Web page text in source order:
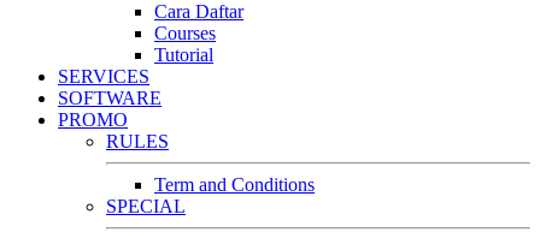
Cara Daftar
Courses
Tutorial
SERVICES
SOFTWARE
PROMO
RULES
Term and Conditions
SPECIAL